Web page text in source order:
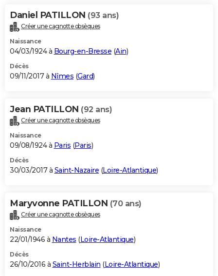
Daniel PATILLON (93 ans)
Créer une cagnotte obsèques
Naissance
04/03/1924 à Bourg-en-Bresse (Ain)
Décès
09/11/2017 à Nîmes (Gard)
Jean PATILLON (92 ans)
Créer une cagnotte obsèques
Naissance
09/08/1924 à Paris (Paris)
Décès
30/03/2017 à Saint-Nazaire (Loire-Atlantique)
Maryvonne PATILLON (70 ans)
Créer une cagnotte obsèques
Naissance
22/01/1946 à Nantes (Loire-Atlantique)
Décès
26/10/2016 à Saint-Herblain (Loire-Atlantique)